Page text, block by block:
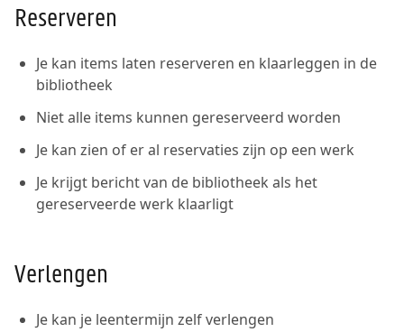
Reserveren
Je kan items laten reserveren en klaarleggen in de
bibliotheek
Niet alle items kunnen gereserveerd worden
Je kan zien of er al reservaties zijn op een werk
Je krijgt bericht van de bibliotheek als het
gereserveerde werk klaarligt
Verlengen
Je kan je leentermijn zelf verlengen